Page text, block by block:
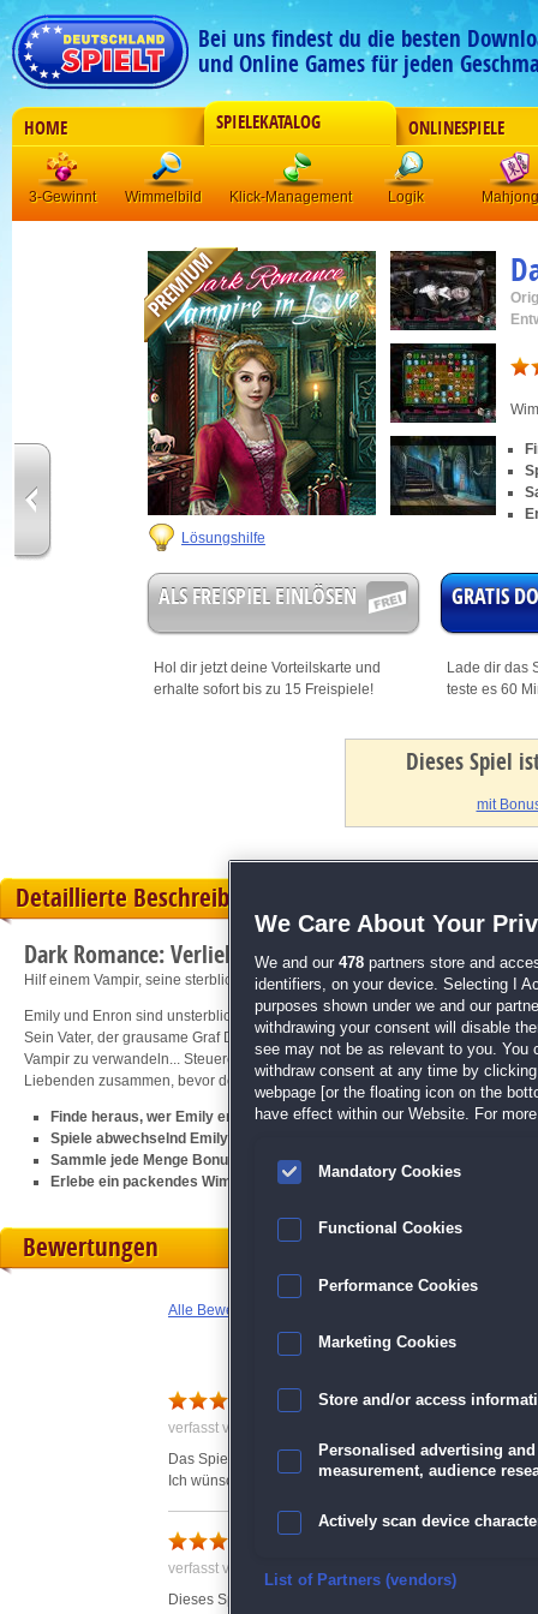
Bei uns findest du die besten
und Online Games für jeden
HOME SPIELEKATALOG ONLINESPIELE
3-Gewinnt Wimmelbild Klick-Management Logik Mahjong
Lösungshilfe
ALS FREISPIEL EINLÖSEN
Hol dir jetzt deine Vorteilskarte und
erhalte sofort bis zu 15 Freispiele!
GRATIS
Lade dir das
teste es 60
Dieses Spiel
mit
Detaillierte Beschreibung
Dark Romance: Verliebter Vampir
Hilf einem Vampir, seine sterbliche Geliebte zu retten!
Emily und Enron sind unsterblich verliebt! Nur eins steht ihrem Glück noch im
Sein Vater, der grausame Graf Dracula, ist alles andere als begeistert vom
Vampir zu verwandeln... Steuere Emily und Enron durch dieses hinreißende
Liebenden zusammen, bevor der Graf seine finsteren Pläne in die Tat umsetzt!
Finde heraus, wer Emily entführt hat und wo sie ist
Spiele abwechselnd Emily und Enron, um so knifflige Rätsel zu lösen
Sammle jede Menge Bonusgegenstände und hol dir tolle Trophäen
Erlebe ein packendes Wimmelbild-Spiel, das zu Herzen geht
Bewertungen
Alle Bewertungen anzeigen
sehr schönes Spiel
verfasst von Jessica am 26.02.2015 um 22:44
Das Spiel ist spannend! Sehr spannend! ich habe
Ich wünsche mir ein Teil 2 ! Ich kann nicht aufhören.
Schönes Spiel
verfasst von Regina am 15.06.2015 um 22:13
Dieses Spiel ist wunderschön umgesetzt.Könnte etwas
We Care About Your
We and our 478 partners store and
identifiers, on your device. Selecting I
purposes shown under we and our
withdrawing your consent will disable
see may not be as relevant to you. You
withdraw consent at any time by
webpage [or the floating icon on the
have effect within our Website. For
Mandatory Cookies
Functional Cookies
Performance Cookies
Marketing Cookies
Store and/or access
Personalised advertising
measurement, audience
Actively scan device
Ensure security, prevent
List of Partners (vendors)